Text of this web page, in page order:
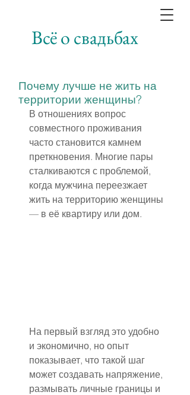
Всё о свадьбах
Почему лучше не жить на
территории женщины?
В отношениях вопрос
совместного проживания
часто становится камнем
преткновения. Многие пары
сталкиваются с проблемой,
когда мужчина переезжает
жить на территорию женщины
— в её квартиру или дом.
На первый взгляд это удобно
и экономично, но опыт
показывает, что такой шаг
может создавать напряжение,
размывать личные границы и